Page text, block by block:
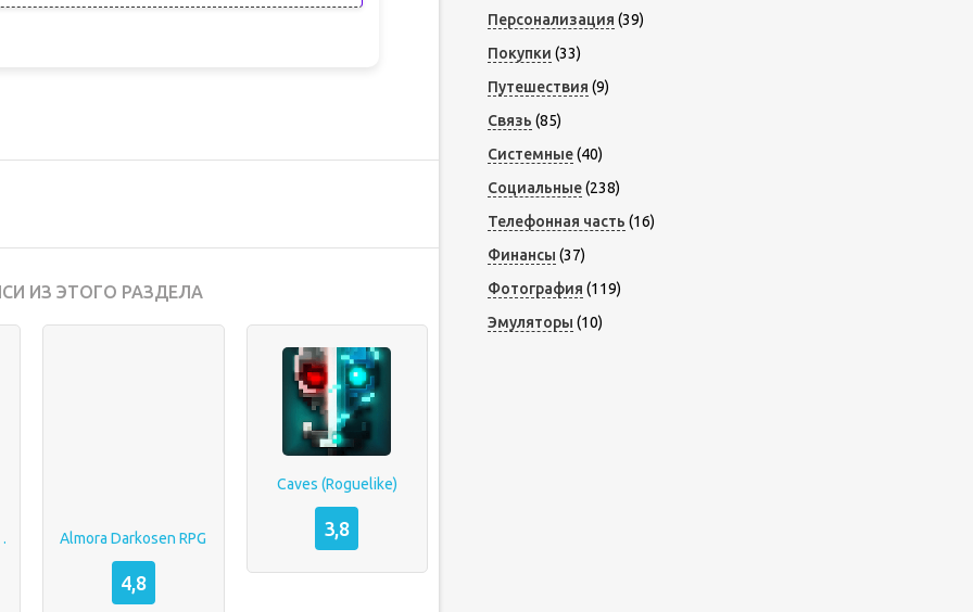
ИЗ ЭТОГО РАЗДЕЛА
Almora Darkosen RPG
4,8
Caves (Roguelike)
3,8
Персонализация (39)
Покупки (33)
Путешествия (9)
Связь (85)
Системные(40)
Социальные(238)
Телефонная часть (16)
Финансы (37)
Фотография (119)
Эмуляторы (10)